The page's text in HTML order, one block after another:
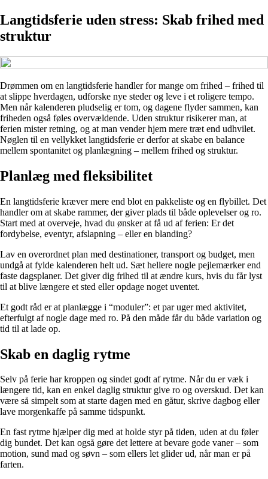
Langtidsferie uden stress: Skab frihed med
struktur
Drømmen om en langtidsferie handler for mange om frihed – frihed til
at slippe hverdagen, udforske nye steder og leve i et roligere tempo.
Men når kalenderen pludselig er tom, og dagene flyder sammen, kan
friheden også føles overvældende. Uden struktur risikerer man, at
ferien mister retning, og at man vender hjem mere træt end udhvilet.
Nøglen til en vellykket langtidsferie er derfor at skabe en balance
mellem spontanitet og planlægning – mellem frihed og struktur.
Planlæg med fleksibilitet
En langtidsferie kræver mere end blot en pakkeliste og en flybillet. Det
handler om at skabe rammer, der giver plads til både oplevelser og ro.
Start med at overveje, hvad du ønsker at få ud af ferien: Er det
fordybelse, eventyr, afslapning – eller en blanding?
Lav en overordnet plan med destinationer, transport og budget, men
undgå at fylde kalenderen helt ud. Sæt hellere nogle pejlemærker end
faste dagsplaner. Det giver dig frihed til at ændre kurs, hvis du får lyst
til at blive længere et sted eller opdage noget uventet.
Et godt råd er at planlægge i “moduler”: et par uger med aktivitet,
efterfulgt af nogle dage med ro. På den måde får du både variation og
tid til at lade op.
Skab en daglig rytme
Selv på ferie har kroppen og sindet godt af rytme. Når du er væk i
længere tid, kan en enkel daglig struktur give ro og overskud. Det kan
være så simpelt som at starte dagen med en gåtur, skrive dagbog eller
lave morgenkaffe på samme tidspunkt.
En fast rytme hjælper dig med at holde styr på tiden, uden at du føler
dig bundet. Det kan også gøre det lettere at bevare gode vaner – som
motion, sund mad og søvn – som ellers let glider ud, når man er på
farten.